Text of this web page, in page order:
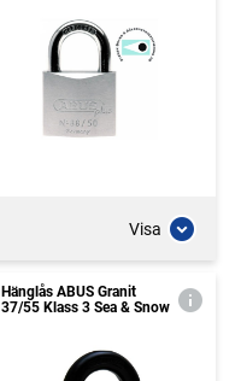
Visa
Hänglås ABUS Granit
37/55 Klass 3 Sea & Snow